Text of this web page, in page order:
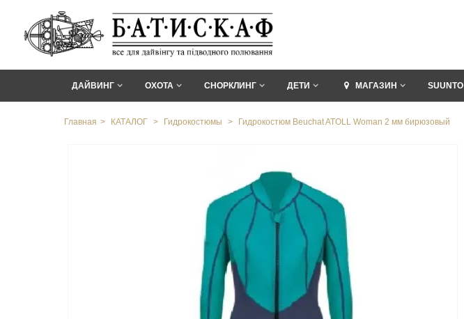
ДАЙВИНГ ОХОТА СНОРКЛИНГ ДЕТИ МАГАЗИН SUUNTO
Главная > КАТАЛОГ > Гидрокостюмы > Гидрокостюм Beuchat ATOLL Woman 2 мм бирюзовый